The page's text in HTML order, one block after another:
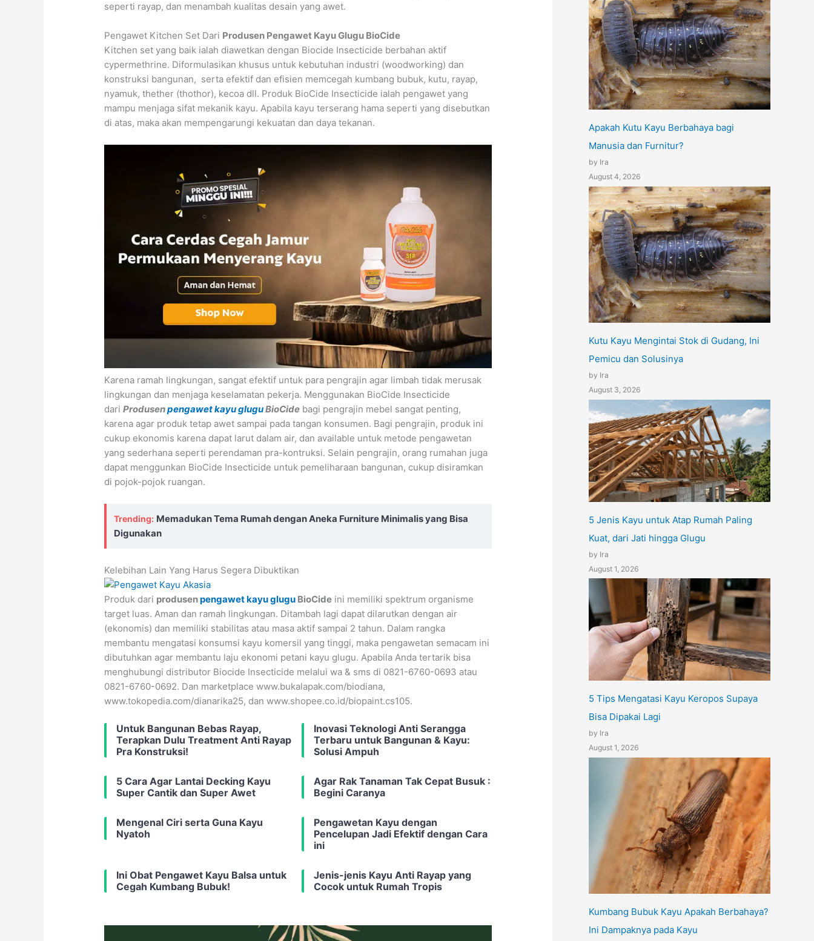
seperti rayap, dan menambah kualitas desain yang awet.
Pengawet Kitchen Set Dari Produsen Pengawet Kayu Glugu BioCide
Kitchen set yang baik ialah diawetkan dengan Biocide Insecticide berbahan aktif
cypermethrine. Diformulasikan khusus untuk kebutuhan industri (woodworking) dan
konstruksi bangunan, serta efektif dan efisien memcegah kumbang bubuk, kutu, rayap,
nyamuk, thether (thothor), kecoa dll. Produk BioCide Insecticide ialah pengawet yang
mampu menjaga sifat mekanik kayu. Apabila kayu terserang hama seperti yang disebutkan
di atas, maka akan mempengarungi kekuatan dan daya tekanan.
Karena ramah lingkungan, sangat efektif untuk para pengrajin agar limbah tidak merusak
lingkungan dan menjaga keselamatan pekerja. Menggunakan BioCide Insecticide
dariProdusenpengawet kayu gluguBioCide bagi pengrajin mebel sangat penting,
karena agar produk tetap awet sampai pada tangan konsumen. Bagi pengrajin, produk ini
cukup ekonomis karena dapat larut dalam air, dan available untuk metode pengawetan
yang sederhana seperti perendaman pra-kontruksi. Selain pengrajin, orang rumahan juga
dapat menggunkan BioCide Insecticide untuk pemeliharaan bangunan, cukup disiramkan
di pojok-pojok ruangan.
Trending: Memadukan Tema Rumah dengan Aneka Furniture Minimalis yang Bisa
Digunakan
Kelebihan Lain Yang Harus Segera Dibuktikan
Produk dari produsenpengawet kayu glugu BioCide ini memiliki spektrum organisme
target luas. Aman dan ramah lingkungan. Ditambah lagi dapat dilarutkan dengan air
(ekonomis) dan memiliki stabilitas atau masa aktif sampai 2 tahun. Dalam rangka
membantu mengatasi konsumsi kayu komersil yang tinggi, maka pengawetan semacam ini
dibutuhkan agar membantu laju ekonomi petani kayu glugu. Apabila Anda tertarik bisa
menghubungi distributor Biocide Insecticide melalui wa & sms di 0821-6760-0693 atau
0821-6760-0692. Dan marketplace www.bukalapak.com/biodiana,
www.tokopedia.com/dianarika25, dan www.shopee.co.id/biopaint.cs105.
Untuk Bangunan Bebas Rayap,
Terapkan Dulu Treatment Anti Rayap
Pra Konstruksi!
Inovasi Teknologi Anti Serangga
Terbaru untuk Bangunan & Kayu:
Solusi Ampuh
5 Cara Agar Lantai Decking Kayu
Super Cantik dan Super Awet
Agar Rak Tanaman Tak Cepat Busuk :
Begini Caranya
Mengenal Ciri serta Guna Kayu
Nyatoh
Pengawetan Kayu dengan
Pencelupan Jadi Efektif dengan Cara
ini
Ini Obat Pengawet Kayu Balsa untuk
Cegah Kumbang Bubuk!
Jenis-jenis Kayu Anti Rayap yang
Cocok untuk Rumah Tropis
Apakah Kutu Kayu Berbahaya bagi
Manusia dan Furnitur?
by Ira
August 4, 2026
Kutu Kayu Mengintai Stok di Gudang, Ini
Pemicu dan Solusinya
by Ira
August 3, 2026
5 Jenis Kayu untuk Atap Rumah Paling
Kuat, dari Jati hingga Glugu
by Ira
August 1, 2026
5 Tips Mengatasi Kayu Keropos Supaya
Bisa Dipakai Lagi
by Ira
August 1, 2026
Kumbang Bubuk Kayu Apakah Berbahaya?
Ini Dampaknya pada Kayu